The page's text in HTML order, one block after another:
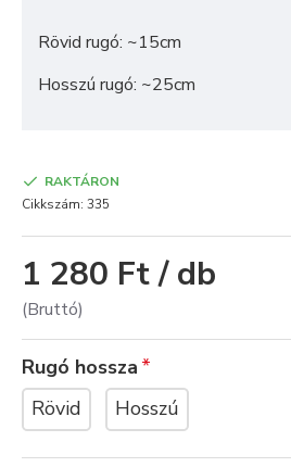
Rövid rugó: ~15cm
Hosszú rugó: ~25cm
1 280 Ft / db
(Bruttó)
RAKTÁRON
Cikkszám: 335
Rugó hossza
Rövid
Hosszú